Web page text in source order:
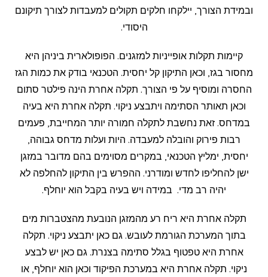
ובמידת הצורך, יילקחו חלקים תקולים למעבדות לצורך תיקונם
היסודי.
קיימות תקלות אופייניות למזגנים. הפופולארית ביניהן היא
מחסור בגז, וכאן התיקון קל יחסית. הטכנאי בודק את כמות הגז
החסרה ומוסיף על פי הצורך. תקלה אחרת הינה פילטר סתום
וכאן תאותר הסתימה ויתבצע ניקוי. תקלה אחרת היא בעיה
במדחס. זאת נחשבת לתקלה חמורה יותר המחייבת, פעמים
רבות פירוק והובלה למעבדה. היות ועלות מדחס גבוהה,
יחסית, ימליץ הטכנאי, במקרים מסוימים בהם מדובר במזגן
ישן להחליפו לחדש ומודרני. ההפרש בין התיקון להחלפה לא
יהיה רב מדי. במידה ויש בעיה בקבל הוא יוחלף.
תקלה אחרת היא ריח רע מהמזגן הנובעת מהצטברות מים
בתוך המערכת הגורמת לעובש. גם כאן יתבצע ניקוי. תקלה
אחרת היא טפטוף בגלל סתימה בצנרת. גם כאן יש לבצע
ניקוי. תקלה אחרת היא במערכת הפיקוד וכאן הוא יוחלף, או